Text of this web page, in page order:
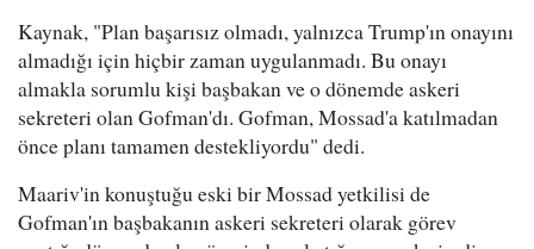
Kaynak, "Plan başarısız olmadı, yalnızca Trump'ın onayını
almadığı için hiçbir zaman uygulanmadı. Bu onayı
almakla sorumlu kişi başbakan ve o dönemde askeri
sekreteri olan Gofman'dı. Gofman, Mossad'a katılmadan
önce planı tamamen destekliyordu" dedi.
Maariv'in konuştuğu eski bir Mossad yetkilisi de
Gofman'ın başbakanın askeri sekreteri olarak görev